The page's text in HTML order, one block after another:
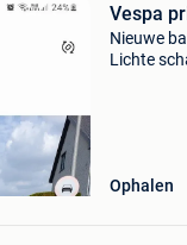
Vespa
Nieuwe
Lichte
Ophalen